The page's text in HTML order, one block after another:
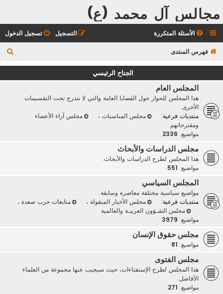
مجالس آل محمد (ع)
الأسئلة المتكررة تسجيل الدخول التسجيل
فهرس المنتدى
ح
الجناح الرئيسي
المجلس العام
هذا المجلس للحوار حول القضايا العامة والتي لا تندرج تحت التقسيمات
الأخرى.
منتديات فرعية:
مجلس المناسبات ،
مجلس آراء الأعضاء
ومقترحاتهم
مواضيع: 2336
مجلس الدراسات والأبحاث
هذا المجلس لطرح الدراسات والأبحاث.
مواضيع: 551
المجلس السياسي
مواضيع سياسية مختلفة معاصرة وسابقة
منتديات فرعية:
مجلس الأخبار المنقولة ، متابعات حرب صعدة ،
مجلس الشـؤون العربيـة والعالمية
مواضيع: 3979
مجلس حقوق الإنسان
مواضيع: 81
مجلس الفتوى
هذا المجلس لطرح الإستفتاءات، حيث سيجيب عنها مجموعة من العلماء
الأفاضل.
مواضيع: 271